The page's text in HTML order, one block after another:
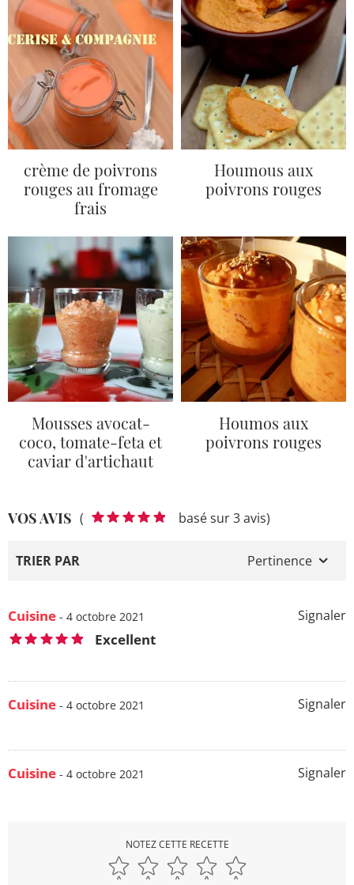
crème de poivrons
rouges au fromage
frais
Houmous aux
poivrons rouges
Mousses avocat-
coco, tomate-feta et
caviar d'artichaut
Houmos aux
poivrons rouges
VOS AVIS ( basé sur 3 avis)
TRIER PAR Pertinence
Signaler
Cuisine - 4 octobre 2021
Excellent
Signaler
Cuisine - 4 octobre 2021
Signaler
Cuisine - 4 octobre 2021
NOTEZ CETTE RECETTE